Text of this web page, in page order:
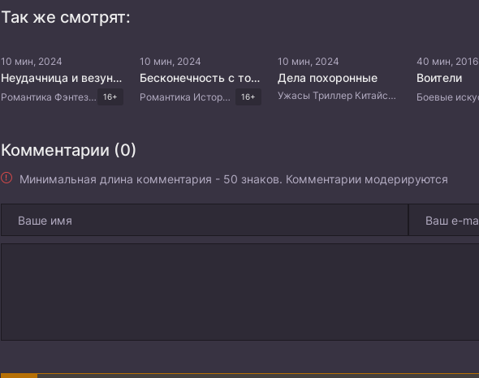
Так же смотрят:
10 мин, 2024
Неудачница и везунчик
Романтика Фэнтези Китайские дорамы 16+
10 мин, 2024
Бесконечность с тобой
Романтика Исторический Китайские дорамы 16+
10 мин, 2024
Дела похоронные
Ужасы Триллер Китайские дорамы
40 мин, 2016
Воители
Комментарии (0)
Минимальная длина комментария - 50 знаков. Комментарии модерируются